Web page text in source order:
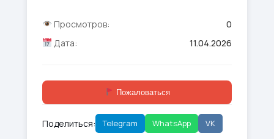
Просмотров:
0
Дата:
11.04.2026
Пожаловаться
Поделиться: Telegram WhatsApp VK